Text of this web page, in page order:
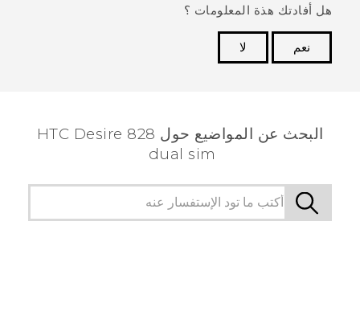
هل أفادتك هذة المعلومات ؟
نعم
لا
البحث عن المواضيع حول HTC Desire 828
dual sim